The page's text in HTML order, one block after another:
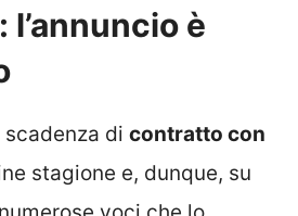
l’annuncio è
di contratto con
stagione e, dunque, su